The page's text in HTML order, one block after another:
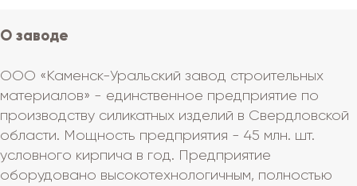
О заводе
ООО «Каменск-Уральский завод строительных
материалов» - единственное предприятие по
производству силикатных изделий в Свердловской
области. Мощность предприятия - 45 млн. шт.
условного кирпича в год. Предприятие
оборудовано высокотехнологичным, полностью